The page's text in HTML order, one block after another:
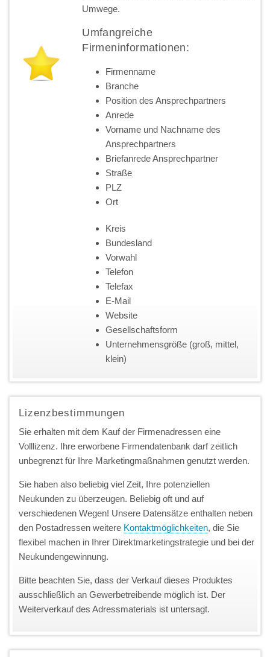
Umwege.
Umfangreiche
Firmeninformationen:
Firmenname
Branche
Position des Ansprechpartners
Anrede
Vorname und Nachname des
Ansprechpartners
Briefanrede Ansprechpartner
Straße
PLZ
Ort
Kreis
Bundesland
Vorwahl
Telefon
Telefax
E-Mail
Website
Gesellschaftsform
Unternehmensgröße (groß, mittel,
klein)
Lizenzbestimmungen
Sie erhalten mit dem Kauf der Firmenadressen eine
Volllizenz. Ihre erworbene Firmendatenbank darf zeitlich
unbegrenzt für Ihre Marketingmaßnahmen genutzt werden.
Sie haben also beliebig viel Zeit, Ihre potenziellen
Neukunden zu überzeugen. Beliebig oft und auf
verschiedenen Wegen! Unsere Datensätze enthalten neben
den Postadressen weitere Kontaktmöglichkeiten, die Sie
flexibel machen in Ihrer Direktmarketingstrategie und bei der
Neukundengewinnung.
Bitte beachten Sie, dass der Verkauf dieses Produktes
ausschließlich an Gewerbetreibende möglich ist. Der
Weiterverkauf des Adressmaterials ist untersagt.